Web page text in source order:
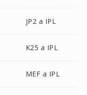
JP2 a IPL
K25 a IPL
MEF a IPL